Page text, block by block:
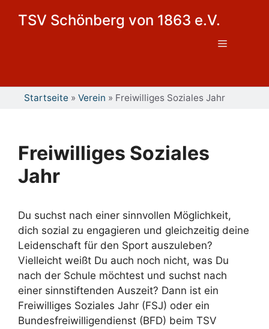
TSV Schönberg von 1863 e.V.
Menü
Startseite » Verein » Freiwilliges Soziales Jahr
Freiwilliges Soziales
Jahr
Du suchst nach einer sinnvollen Möglichkeit,
dich sozial zu engagieren und gleichzeitig deine
Leidenschaft für den Sport auszuleben?
Vielleicht weißt Du auch noch nicht, was Du
nach der Schule möchtest und suchst nach
einer sinnstiftenden Auszeit? Dann ist ein
Freiwilliges Soziales Jahr (FSJ) oder ein
Bundesfreiwilligendienst (BFD) beim TSV